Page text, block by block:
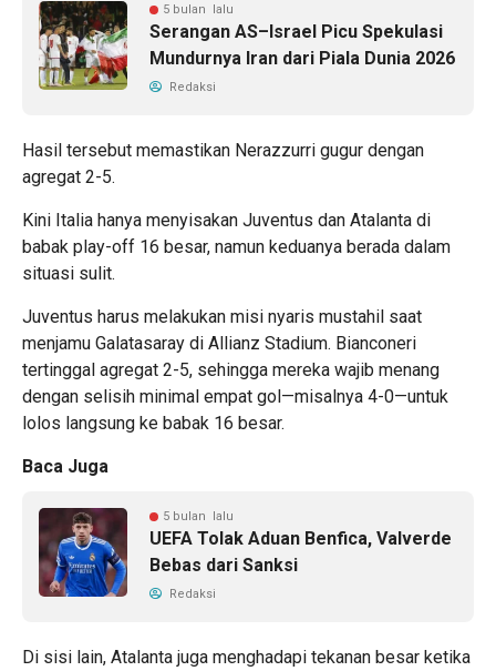
5 bulan lalu
Serangan AS–Israel Picu Spekulasi
Mundurnya Iran dari Piala Dunia 2026
Redaksi
Hasil tersebut memastikan Nerazzurri gugur dengan
agregat 2-5.
Kini Italia hanya menyisakan Juventus dan Atalanta di
babak play-off 16 besar, namun keduanya berada dalam
situasi sulit.
Juventus harus melakukan misi nyaris mustahil saat
menjamu Galatasaray di Allianz Stadium. Bianconeri
tertinggal agregat 2-5, sehingga mereka wajib menang
dengan selisih minimal empat gol—misalnya 4-0—untuk
lolos langsung ke babak 16 besar.
Baca Juga
5 bulan lalu
UEFA Tolak Aduan Benfica, Valverde
Bebas dari Sanksi
Redaksi
Di sisi lain, Atalanta juga menghadapi tekanan besar ketika